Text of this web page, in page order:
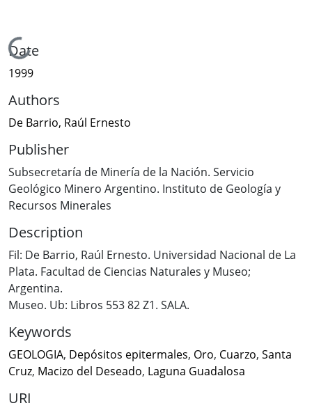
Loading...
Date
1999
Authors
De Barrio, Raúl Ernesto
Publisher
Subsecretaría de Minería de la Nación. Servicio
Geológico Minero Argentino. Instituto de Geología y
Recursos Minerales
Description
Fil: De Barrio, Raúl Ernesto. Universidad Nacional de La
Plata. Facultad de Ciencias Naturales y Museo;
Argentina.
Museo. Ub: Libros 553 82 Z1. SALA.
Keywords
GEOLOGIA, Depósitos epitermales, Oro, Cuarzo, Santa
Cruz, Macizo del Deseado, Laguna Guadalosa
URI